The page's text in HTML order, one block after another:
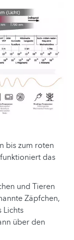
bis zum roten
das
und Tieren
Zäpfchen,
Lichts
über den